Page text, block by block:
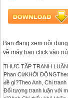
Bạn đang xem nội
về máy bạn click vào
THỰC TẬP TRANH
Phan CừKHỞI
đề gì?Theo Anh, Chị
Đối tượng tranh luận với